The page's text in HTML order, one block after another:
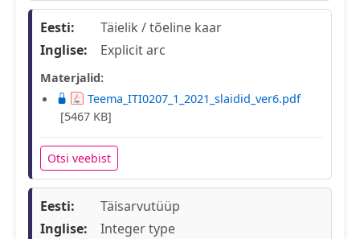
Eesti:
Täielik / tõeline kaar
Inglise:
Explicit arc
Materjalid:
Teema_ITI0207_1_2021_slaidid_ver6.pdf
[5467 KB]
Otsi veebist
Eesti:
Täisarvutüüp
Inglise:
Integer type